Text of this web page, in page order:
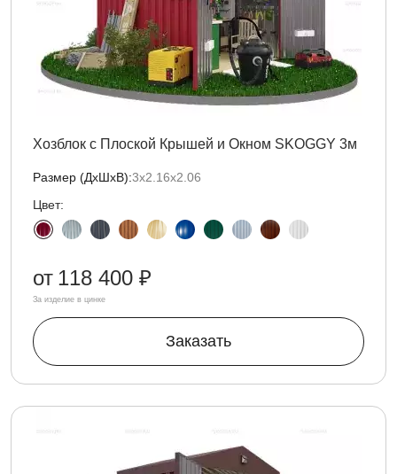
Хозблок с Плоской Крышей и Окном SKOGGY 3м
Размер (ДxШxВ):3х2.16х2.06
Цвет:
от 118 400 ₽
За изделие в цинке
Заказать